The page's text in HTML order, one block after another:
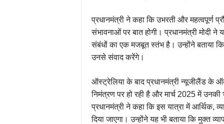
प्रधानमंत्री ने कहा कि उभरती और महत्वपूर्ण
संभावनाओं पर बात होगी। प्रधानमंत्री मोदी
संबंधों का एक मजबूत स्तंभ है। उन्होंने बताया
उनसे संवाद करेंगे।
ऑस्ट्रेलिया के बाद प्रधानमंत्री न्यूजीलैंड के
निमंत्रण पर हो रही है और मार्च 2025 में उनकी
प्रधानमंत्री ने कहा कि इस यात्रा में आर्थिक,
दिया जाएगा। उन्होंने यह भी बताया कि मुक्त